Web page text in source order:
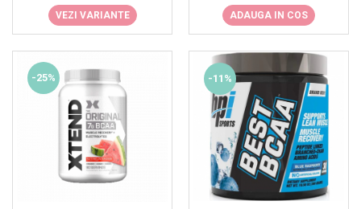
VEZI VARIANTE ADAUGA IN COS
-25% -11%